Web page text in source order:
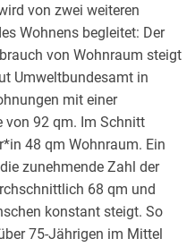
von zwei weiteren
Wohnens begleitet: Der
von Wohnraum steigt
Umweltbundesamt in
mit einer
von 92 qm. Im Schnitt
48 qm Wohnraum. Ein
zunehmende Zahl der
68 qm und
konstant steigt. So
75-Jährigen im Mittel